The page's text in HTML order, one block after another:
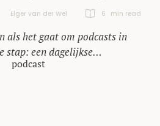
Elger van der Wel 6 min read
als het gaat om podcasts in
stap: een dagelijkse